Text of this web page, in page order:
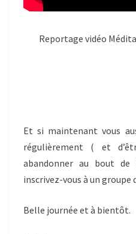
Reportage vidéo
Et si maintenant vous
régulièrement ( et
abandonner au bout
inscrivez-vous à un groupe
Belle journée et à bientôt.